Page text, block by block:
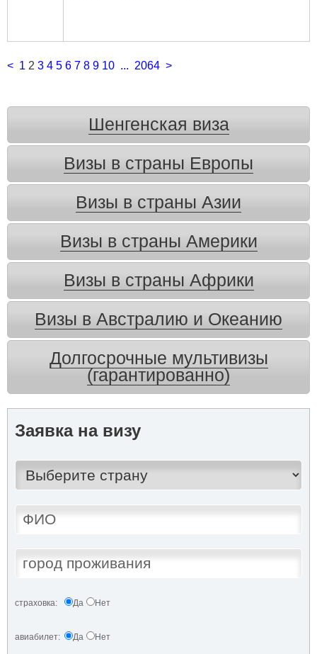
< 1 2 3 4 5 6 7 8 9 10 ... 2064 >
Шенгенская виза
Визы в страны Европы
Визы в страны Азии
Визы в страны Америки
Визы в страны Африки
Визы в Австралию и Океанию
Долгосрочные мультивизы
(гарантированно)
Заявка на визу
страховка: Да Нет
авиабилет: Да Нет